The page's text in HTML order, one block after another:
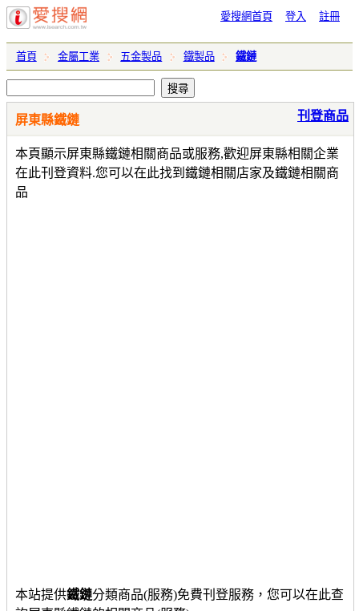
愛搜網首頁 登入 註冊
首頁 金屬工業 五金製品 鐵製品 鐵鏈
屏東縣鐵鏈
本頁顯示屏東縣鐵鏈相關商品或服務,歡迎屏東縣相關企業
在此刊登資料.您可以在此找到鐵鏈相關店家及鐵鏈相關商
品
刊登商品
本站提供鐵鏈分類商品(服務)免費刊登服務，您可以在此查